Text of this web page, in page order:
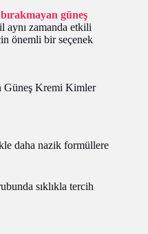
güneş
aynı zamanda etkili
önemli bir seçenek
Güneş Kremi Kimler
daha nazik formüllere
sıklıkla tercih